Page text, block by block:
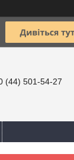
(44) 501-54-27